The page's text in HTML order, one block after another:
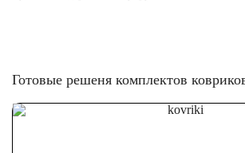
Готовые решеня комплектов